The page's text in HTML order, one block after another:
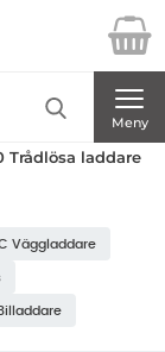
AB
Meny
Trådlösa laddare
Väggladdare